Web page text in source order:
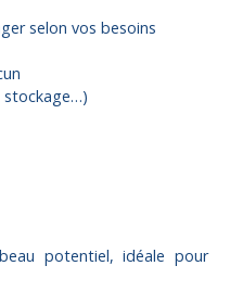
selon vos besoins
stockage…)
potentiel, idéale pour